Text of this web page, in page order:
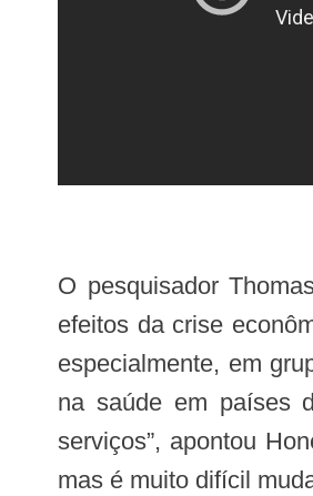
O pesquisador Thomas Hone, do Imperial College do Reino Unido, fez um panorama dos estudos internacionais sobre os
efeitos da crise
especialmente, em
na saúde em países
serviços”, apontou
mas é muito difícil